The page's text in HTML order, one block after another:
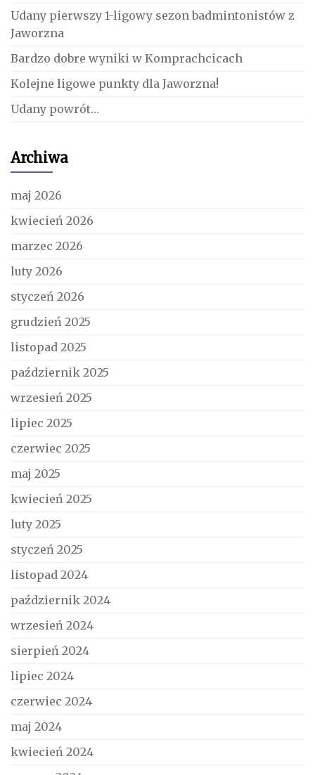
Udany pierwszy 1-ligowy sezon badmintonistów z
Jaworzna
Bardzo dobre wyniki w Komprachcicach
Kolejne ligowe punkty dla Jaworzna!
Udany powrót…
Archiwa
maj 2026
kwiecień 2026
marzec 2026
luty 2026
styczeń 2026
grudzień 2025
listopad 2025
październik 2025
wrzesień 2025
lipiec 2025
czerwiec 2025
maj 2025
kwiecień 2025
luty 2025
styczeń 2025
listopad 2024
październik 2024
wrzesień 2024
sierpień 2024
lipiec 2024
czerwiec 2024
maj 2024
kwiecień 2024